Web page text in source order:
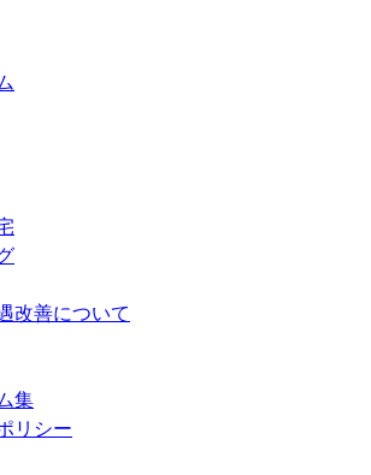
改善について
集
リシー